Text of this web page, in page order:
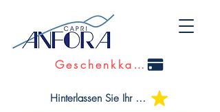
Geschenkkarte
Hinterlassen Sie Ihr Feedback